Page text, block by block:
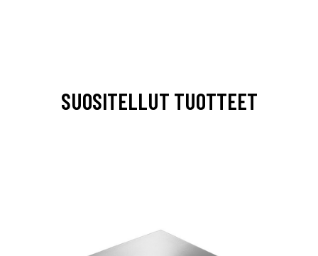
SUOSITELLUT TUOTTEET